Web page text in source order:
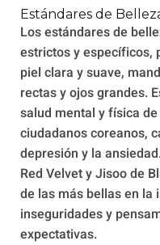
Estándares de
Los estándares de
estrictos y específicos,
piel clara y suave,
rectas y ojos grandes.
salud mental y física
ciudadanos coreanos,
depresión y la
Red Velvet y Jisoo de
de las más bellas en la
inseguridades y
expectativas.